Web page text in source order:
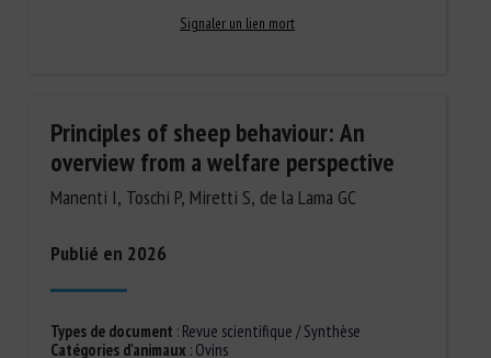
Signaler un lien mort
Principles of sheep behaviour: An
overview from a welfare perspective
Manenti I, Toschi P, Miretti S, de la Lama GC
Publié en 2026
Types de document : Revue scientifique / Synthèse
Catégories d'animaux : Ovins